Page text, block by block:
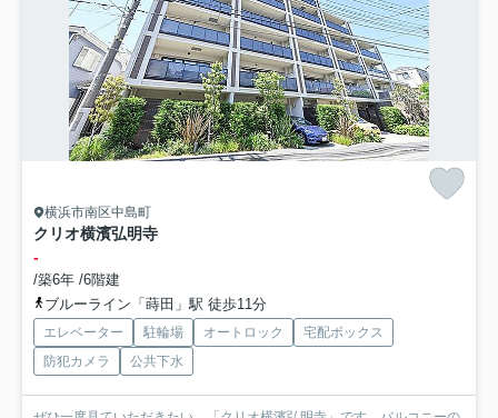
横浜市南区中島町
クリオ横濱弘明寺
-
/築6年 /6階建
ブルーライン「蒔田」駅 徒歩11分
エレベーター 駐輪場 オートロック
宅配ボックス
防犯カメラ
公共下水